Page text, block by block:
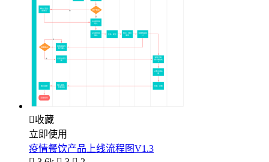
收藏
立即使用
疫情餐饮产品上线流程图V1.3